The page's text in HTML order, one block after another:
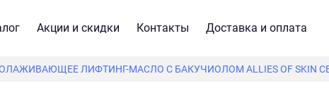
Акции и скидки Контакты Доставка и оплата
ЛИФТИНГ-МАСЛО С БАКУЧИОЛОМ ALLIES OF SKIN CE15